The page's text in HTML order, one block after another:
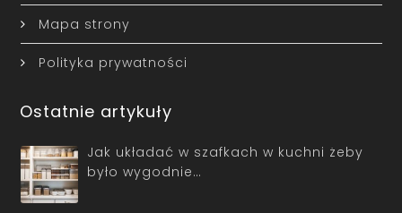
Mapa strony
Polityka prywatności
Ostatnie artykuły
Jak układać w szafkach w kuchni żeby
było wygodnie…